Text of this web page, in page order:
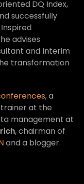
DQ Index,
successfully
advises
and Interim
transformation
, a
trainer at the
management at
, chairman of
and a blogger.